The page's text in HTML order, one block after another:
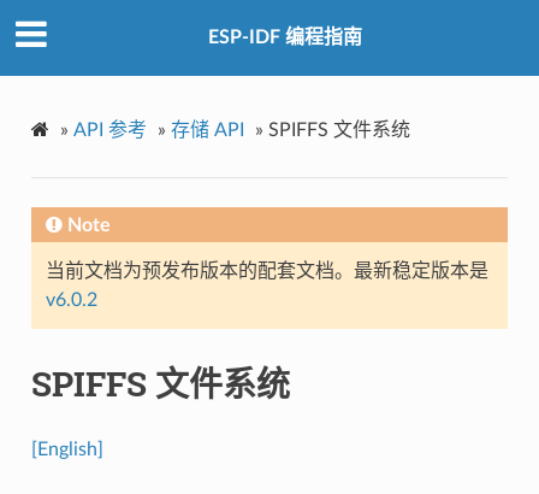
ESP-IDF 编程指南
» API 参考 » 存储 API » SPIFFS 文件系统
Note
当前文档为预发布版本的配套文档。最新稳定版本是
v6.0.2
SPIFFS 文件系统
[English]